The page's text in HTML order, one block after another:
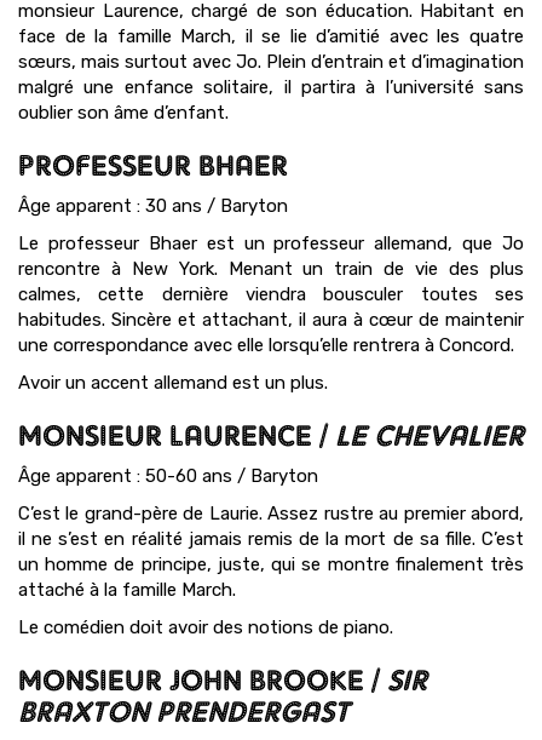
monsieur Laurence, chargé de son éducation. Habitant en
face de la famille March, il se lie d’amitié avec les quatre
sœurs, mais surtout avec Jo. Plein d’entrain et d’imagination
malgré une enfance solitaire, il partira à l’université sans
oublier son âme d’enfant.
PROFESSEUR BHAER
Âge apparent : 30 ans / Baryton
Le professeur Bhaer est un professeur allemand, que Jo
rencontre à New York. Menant un train de vie des plus
calmes, cette dernière viendra bousculer toutes ses
habitudes. Sincère et attachant, il aura à cœur de maintenir
une correspondance avec elle lorsqu’elle rentrera à Concord.
Avoir un accent allemand est un plus.
MONSIEUR LAURENCE / LE CHEVALIER
Âge apparent : 50-60 ans / Baryton
C’est le grand-père de Laurie. Assez rustre au premier abord,
il ne s’est en réalité jamais remis de la mort de sa fille. C’est
un homme de principe, juste, qui se montre finalement très
attaché à la famille March.
Le comédien doit avoir des notions de piano.
MONSIEUR JOHN BROOKE / SIR
BRAXTON PRENDERGAST